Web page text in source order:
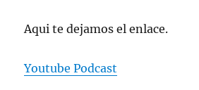
Aqui te dejamos el enlace.
Youtube Podcast